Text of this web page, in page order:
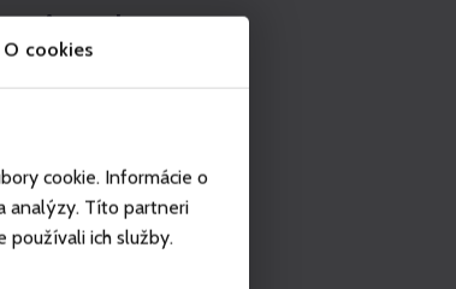
O cookies
cookie. Informácie o
analýzy. Títo partneri
používali ich služby.
miestach
- Vysoké Tatry